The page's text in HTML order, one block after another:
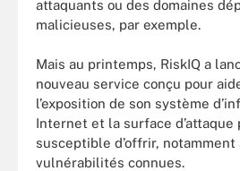
attaquants ou des domaines
malicieuses, par exemple.
Mais au printemps, RiskIQ a
nouveau service conçu pour
l’exposition de son système
Internet et la surface
susceptible d’offrir, notamment
vulnérabilités connues.